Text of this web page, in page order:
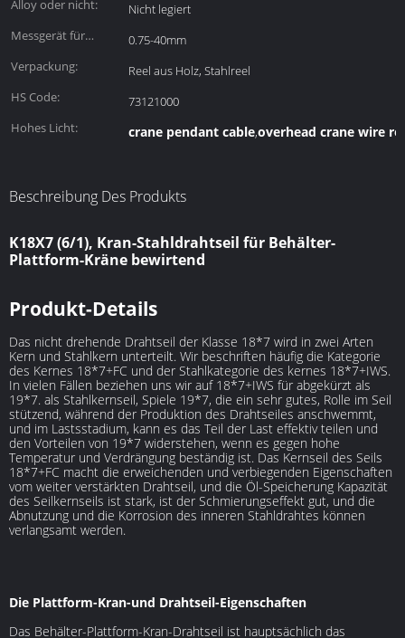
Alloy oder nicht:
Nicht legiert
Messgerät für
0.75-40mm
Verpackung:
Reel aus Holz, Stahlreel
HS Code:
73121000
Hohes Licht:
crane pendant cable,overhead crane wire
Beschreibung Des Produkts
K18X7 (6/1), Kran-Stahldrahtseil für Behälter-
Plattform-Kräne bewirtend
Produkt-Details
Das nicht drehende Drahtseil der Klasse 18*7 wird in zwei Arten
Kern und Stahlkern unterteilt. Wir beschriften häufig die Kategorie
des Kernes 18*7+FC und der Stahlkategorie des kernes 18*7+IWS.
In vielen Fällen beziehen uns wir auf 18*7+IWS für abgekürzt als
19*7. als Stahlkernseil, Spiele 19*7, die ein sehr gutes, Rolle im Seil
stützend, während der Produktion des Drahtseiles anschwemmt,
und im Lastsstadium, kann es das Teil der Last effektiv teilen und
den Vorteilen von 19*7 widerstehen, wenn es gegen hohe
Temperatur und Verdrängung beständig ist. Das Kernseil des Seils
18*7+FC macht die erweichenden und verbiegenden Eigenschaften
vom weiter verstärkten Drahtseil, und die Öl-Speicherung Kapazität
des Seilkernseils ist stark, ist der Schmierungseffekt gut, und die
Abnutzung und die Korrosion des inneren Stahldrahtes können
verlangsamt werden.
Die Plattform-Kran-und Drahtseil-Eigenschaften
Das Behälter-Plattform-Kran-Drahtseil ist hauptsächlich das